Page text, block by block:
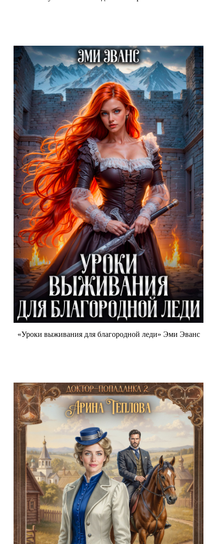
«Уроки выживания для благородной леди» Эми Эванс